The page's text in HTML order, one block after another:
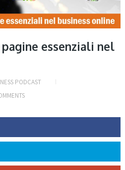
pagine essenziali nel
PODCAST